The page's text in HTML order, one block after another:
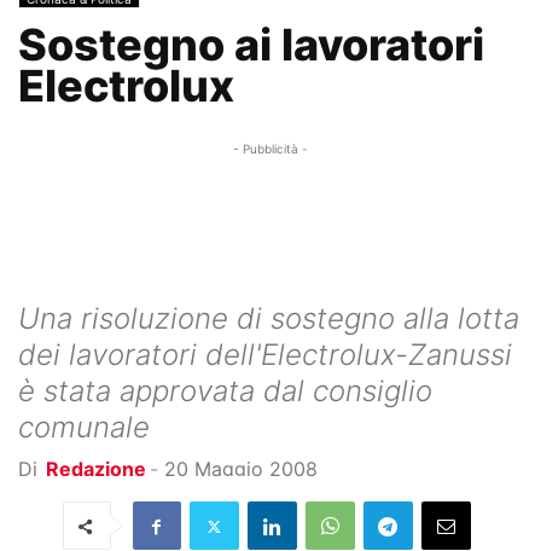
Sostegno ai lavoratori
Electrolux
- Pubblicità -
Una risoluzione di sostegno alla lotta
dei lavoratori dell'Electrolux-Zanussi
è stata approvata dal consiglio
comunale
Di Redazione - 20 Maggio 2008